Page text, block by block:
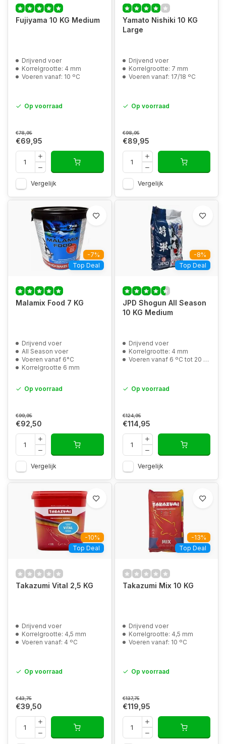
Fujiyama 10 KG Medium
Drijvend voer
Korrelgrootte: 4 mm
Voeren vanaf: 10 ºC
Op voorraad
€78,95
€69,95
Vergelijk
Yamato Nishiki 10 KG
Large
Drijvend voer
Korrelgrootte: 7 mm
Voeren vanaf: 17/18 ºC
Op voorraad
€98,95
€89,95
Vergelijk
-7%
Top Deal
Malamix Food 7 KG
Drijvend voer
All Season voer
Voeren vanaf 6°C
Korrelgrootte 6 mm
Op voorraad
€99,95
€92,50
Vergelijk
-8%
Top Deal
JPD Shogun All Season
10 KG Medium
Drijvend voer
Korrelgrootte: 4 mm
Voeren vanaf 6 ºC tot 20 ºC
Op voorraad
€124,95
€114,95
Vergelijk
-10%
Top Deal
Takazumi Vital 2,5 KG
Drijvend voer
Korrelgrootte: 4,5 mm
Voeren vanaf: 4 ºC
Op voorraad
€43,75
€39,50
-13%
Top Deal
Takazumi Mix 10 KG
Drijvend voer
Korrelgrootte: 4,5 mm
Voeren vanaf: 10 ºC
Op voorraad
€137,75
€119,95